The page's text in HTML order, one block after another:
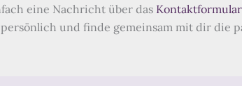
eine Nachricht über das Kontaktformular
und finde gemeinsam mit dir die